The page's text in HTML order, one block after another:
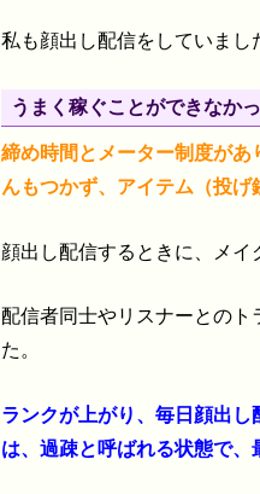
私も顔出し配信をしていまし
うまく稼ぐことができなか
締め時間とメーター制度が
んもつかず、アイテム（投げ
顔出し配信するときに、メイ
配信者同士やリスナーとの
た。
ランクが上がり、毎日顔出
は、過疎と呼ばれる状態で、